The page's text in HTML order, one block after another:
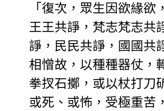
「復次，眾生因欲緣欲
王王共諍，梵志梵志共
諍，民民共諍，國國共
相憎故，以種種器仗，
拳扠石擲，或以杖打刀
或死、或怖，受極重苦